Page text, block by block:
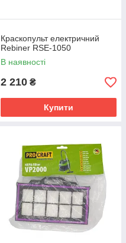
Краскопульт електричний
Rebiner RSE-1050
В наявності
2 210 ₴
Купити